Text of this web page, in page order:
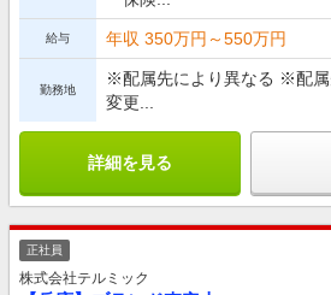
給与 年収 350万円～550万円
勤務地
※配属先により異なる ※配
変更...
詳細を見る
正社員
株式会社テルミック